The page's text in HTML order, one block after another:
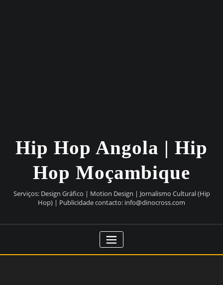
Hip Hop Angola | Hip
Hop Moçambique
Serviços: Design Gráfico | Motion Design | Jornalismo Cultural (Hip
Hop) | Publicidade contacto: info@dinocross.com